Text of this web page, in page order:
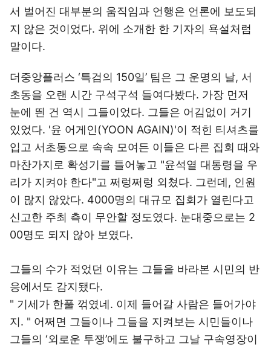
서 벌어진 대부분의 움직임과 언행은 언론에 보도되
지 않은 것이었다. 위에 소개한 한 기자의 욕설처럼
말이다.
더중앙플러스 ‘특검의 150일’ 팀은 그 운명의 날, 서
초동을 오랜 시간 구석구석 들여다봤다. 가장 먼저
눈에 띈 건 역시 그들이었다. 그들은 어김없이 거기
있었다. '윤 어게인(YOON AGAIN)'이 적힌 티셔츠를
입고 서초동으로 속속 모여든 이들은 다른 집회 때와
마찬가지로 확성기를 틀어놓고 "윤석열 대통령을 우
리가 지켜야 한다"고 쩌렁쩌렁 외쳤다. 그런데, 인원
이 많지 않았다. 4000명의 대규모 집회가 열린다고
신고한 주최 측이 무안할 정도였다. 눈대중으로는 2
00명도 되지 않아 보였다.
그들의 수가 적었던 이유는 그들을 바라본 시민의 반
응에서도 감지됐다.
" 기세가 한풀 꺾였네. 이제 들어갈 사람은 들어가야
지. " 어쩌면 그들이나 그들을 지켜보는 시민들이나
그들의 ‘외로운 투쟁’에도 불구하고 그날 구속영장이